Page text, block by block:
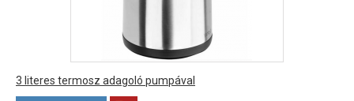
3 literes termosz adagoló pumpával